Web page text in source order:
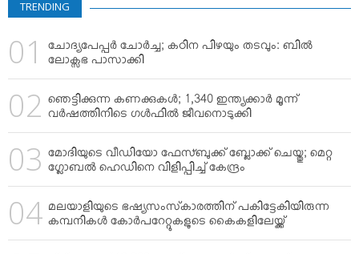
YOUR SAY
KARSHAKAN
TOURS & TRAVEL
GREETINGS
CLASSIFIEDS
OBITUARY
TRENDING
ചോദ്യപേപ്പര്‍ ചോര്‍ച്ച; കഠിന പിഴയും തടവും: ബില്‍
ലോക്സഭ പാസാക്കി
ഞെട്ടിക്കുന്ന കണക്കുകള്‍; 1,340 ഇന്ത്യക്കാര്‍ മൂന്ന്
വര്‍ഷത്തിനിടെ ഗള്‍ഫില്‍ ജീവനൊടുക്കി
മോദിയുടെ വീഡിയോ ഫേസ്ബുക്ക് ബ്ലോക്ക് ചെയ്തു; മെറ്റ
ഗ്ലോബല്‍ ഹെഡിനെ വിളിപ്പിച്ച് കേന്ദ്രം
മലയാളിയുടെ ഭഷ്യസംസ്‌കാരത്തിന് പകിട്ടേകിയിരുന്ന
കമ്പനികള്‍ കോര്‍പറേറ്റുകളുടെ കൈകളിലേയ്ക്ക്